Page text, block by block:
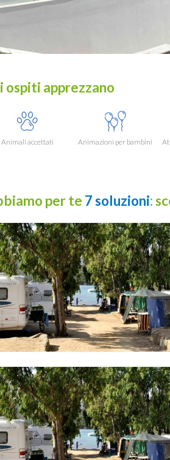
ospiti apprezzano
Animali accettati Animazioni per bambini
per te 7 soluzioni: